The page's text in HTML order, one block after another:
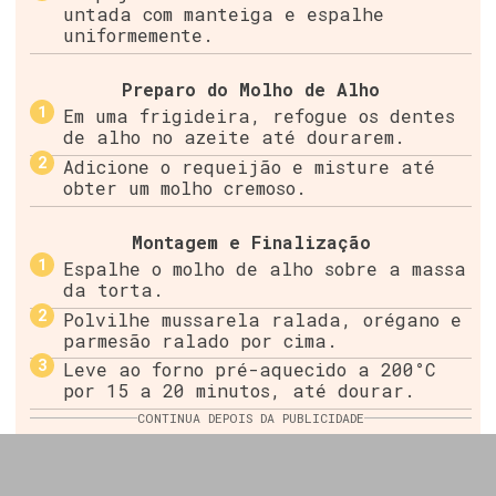
untada com manteiga e espalhe
uniformemente.
Preparo do Molho de Alho
Em uma frigideira, refogue os dentes
de alho no azeite até dourarem.
Adicione o requeijão e misture até
obter um molho cremoso.
Montagem e Finalização
Espalhe o molho de alho sobre a massa
da torta.
Polvilhe mussarela ralada, orégano e
parmesão ralado por cima.
Leve ao forno pré-aquecido a 200°C
por 15 a 20 minutos, até dourar.
CONTINUA DEPOIS DA PUBLICIDADE